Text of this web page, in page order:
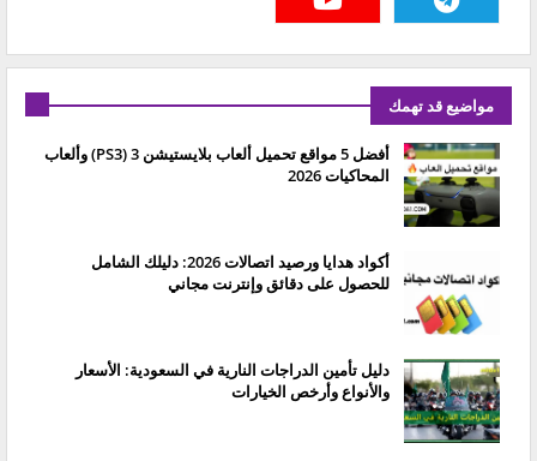
مواضيع قد تهمك
أفضل 5 مواقع تحميل ألعاب بلايستيشن 3 (PS3) وألعاب
المحاكيات 2026
أكواد هدايا ورصيد اتصالات 2026: دليلك الشامل
للحصول على دقائق وإنترنت مجاني
دليل تأمين الدراجات النارية في السعودية: الأسعار
والأنواع وأرخص الخيارات